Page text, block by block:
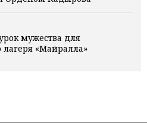
мужества для
лагеря «Майралла»